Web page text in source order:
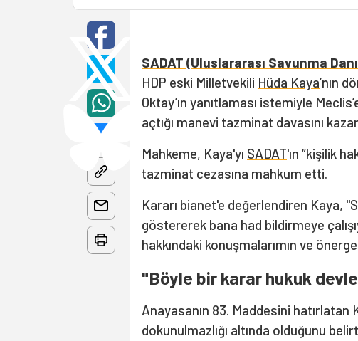
SADAT (Uluslararası Savunma
HDP eski Milletvekili Hüda Kaya’nın
Oktay’ın yanıtlaması istemiyle
açtığı manevi tazminat davasını
Mahkeme, Kaya'yı SADAT'ın “kişilik
tazminat cezasına mahkum etti.
Kararı bianet'e değerlendiren Kaya,
göstererek bana had bildirmeye
hakkındaki konuşmalarımın ve
"Böyle bir karar hukuk
Anayasanın 83. Maddesini
dokunulmazlığı altında olduğunu